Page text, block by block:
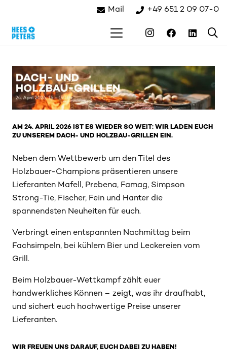
Mail +49 651 2 09 07-0
AM 24. APRIL 2026 IST ES WIEDER SO WEIT: WIR LADEN EUCH
ZU UNSEREM DACH- UND HOLZBAU-GRILLEN EIN.
Neben dem Wettbewerb um den Titel des
Holzbauer-Champions präsentieren unsere
Lieferanten Mafell, Prebena, Famag, Simpson
Strong-Tie, Fischer, Fein und Hanter die
spannendsten Neuheiten für euch.
Verbringt einen entspannten Nachmittag beim
Fachsimpeln, bei kühlem Bier und Leckereien vom
Grill.
Beim Holzbauer-Wettkampf zählt euer
handwerkliches Können – zeigt, was ihr draufhabt,
und sichert euch hochwertige Preise unserer
Lieferanten.
WIR FREUEN UNS DARAUF, EUCH DABEI ZU HABEN!